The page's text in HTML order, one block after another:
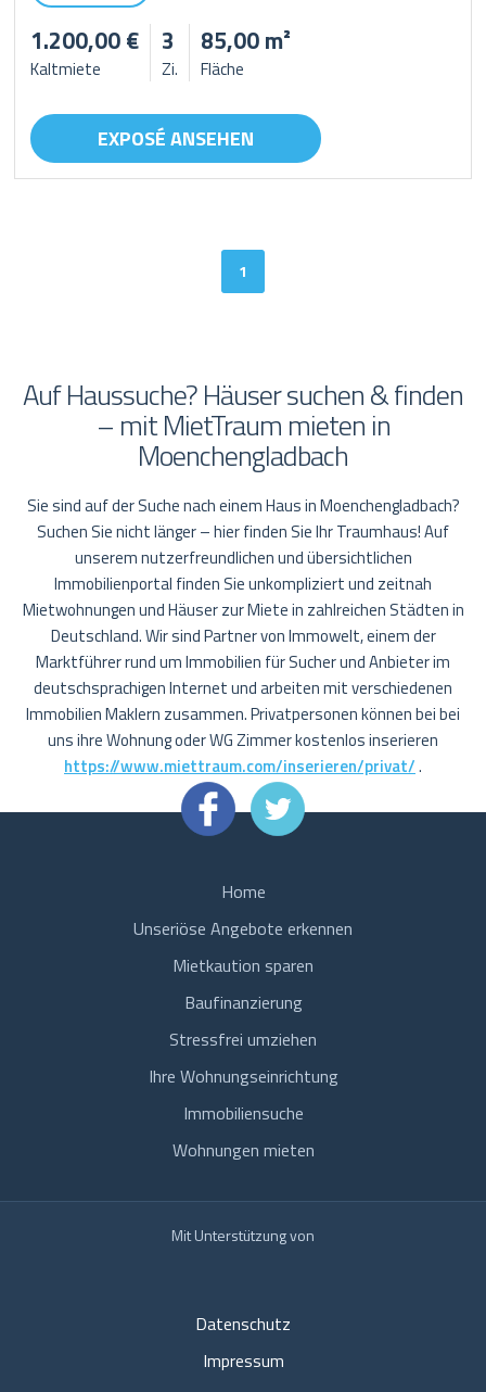
1.200,00 €
Kaltmiete
3
Zi.
85,00 m²
Fläche
EXPOSÉ ANSEHEN
1
Auf Haussuche? Häuser suchen & finden
– mit MietTraum mieten in
Moenchengladbach
Sie sind auf der Suche nach einem Haus in Moenchengladbach?
Suchen Sie nicht länger – hier finden Sie Ihr Traumhaus! Auf
unserem nutzerfreundlichen und übersichtlichen
Immobilienportal finden Sie unkompliziert und zeitnah
Mietwohnungen und Häuser zur Miete in zahlreichen Städten in
Deutschland. Wir sind Partner von Immowelt, einem der
Marktführer rund um Immobilien für Sucher und Anbieter im
deutschsprachigen Internet und arbeiten mit verschiedenen
Immobilien Maklern zusammen. Privatpersonen können bei bei
uns ihre Wohnung oder WG Zimmer kostenlos inserieren
https://www.miettraum.com/inserieren/privat/.
Home
Unseriöse Angebote erkennen
Mietkaution sparen
Baufinanzierung
Stressfrei umziehen
Ihre Wohnungseinrichtung
Immobiliensuche
Wohnungen mieten
Mit Unterstützung von
Datenschutz
Impressum